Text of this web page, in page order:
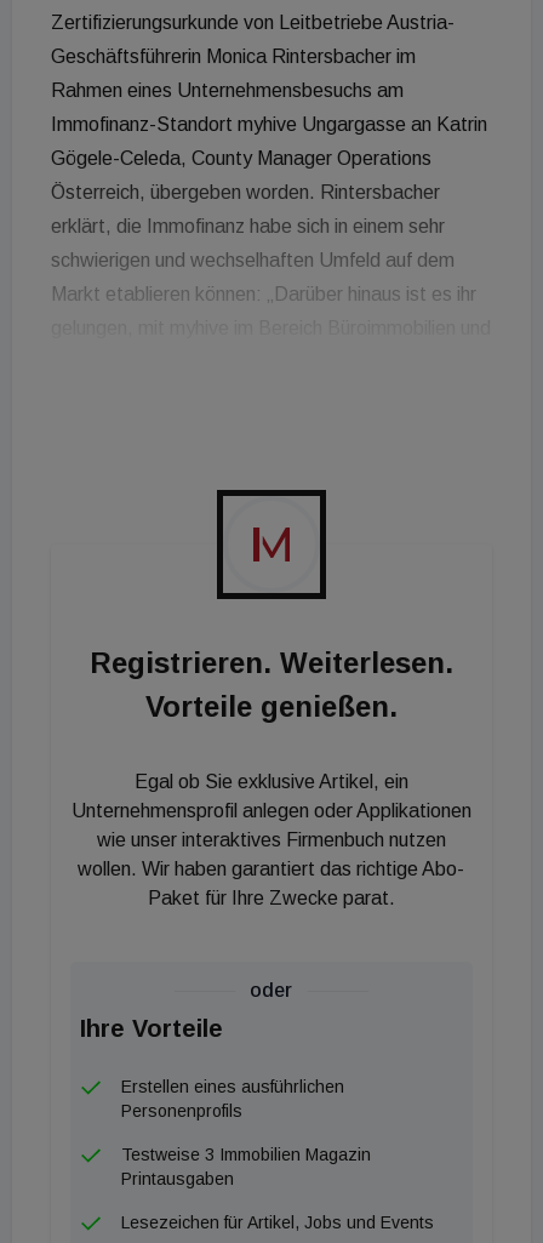
Zertifizierungsurkunde von Leitbetriebe Austria-
Geschäftsführerin Monica Rintersbacher im
Rahmen eines Unternehmensbesuchs am
Immofinanz-Standort myhive Ungargasse an Katrin
Gögele-Celeda, County Manager Operations
Österreich, übergeben worden. Rintersbacher
erklärt, die Immofinanz habe sich in einem sehr
schwierigen und wechselhaften Umfeld auf dem
Markt etablieren können: „Darüber hinaus ist es ihr
Registrieren. Weiterlesen.
Vorteile genießen.
Egal ob Sie exklusive Artikel, ein
Unternehmensprofil anlegen oder Applikationen
wie unser interaktives Firmenbuch nutzen
wollen. Wir haben garantiert das richtige Abo-
Paket für Ihre Zwecke parat.
oder
Ihre Vorteile
Erstellen eines ausführlichen
Personenprofils
Testweise 3 Immobilien Magazin
Printausgaben
Lesezeichen für Artikel, Jobs und Events